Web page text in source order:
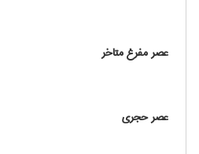
عصر مفرغ متاخر
عصر حجری